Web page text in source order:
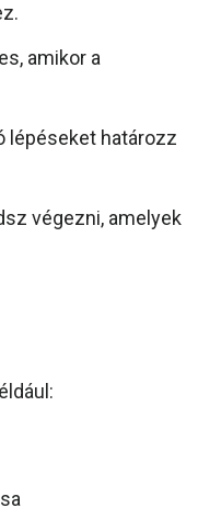
amikor a
lépéseket határozz
végezni, amelyek